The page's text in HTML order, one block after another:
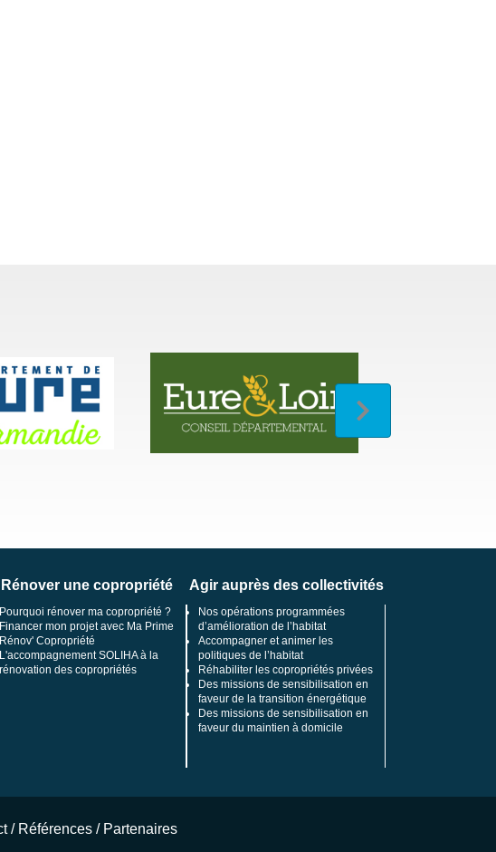
Rénover une copropriété
Pourquoi rénover ma copropriété ?
Financer mon projet avec Ma Prime
Rénov' Copropriété
L'accompagnement SOLIHA à la
rénovation des copropriétés
Agir auprès des collectivités
Nos opérations programmées
d’amélioration de l’habitat
Accompagner et animer les
politiques de l’habitat
Réhabiliter les copropriétés privées
Des missions de sensibilisation en
faveur de la transition énergétique
Des missions de sensibilisation en
faveur du maintien à domicile
/ Références/ Partenaires